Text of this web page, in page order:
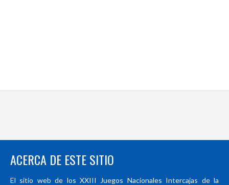
ACERCA DE ESTE SITIO
El sitio web de los XXIII Juegos Nacionales Intercajas de la